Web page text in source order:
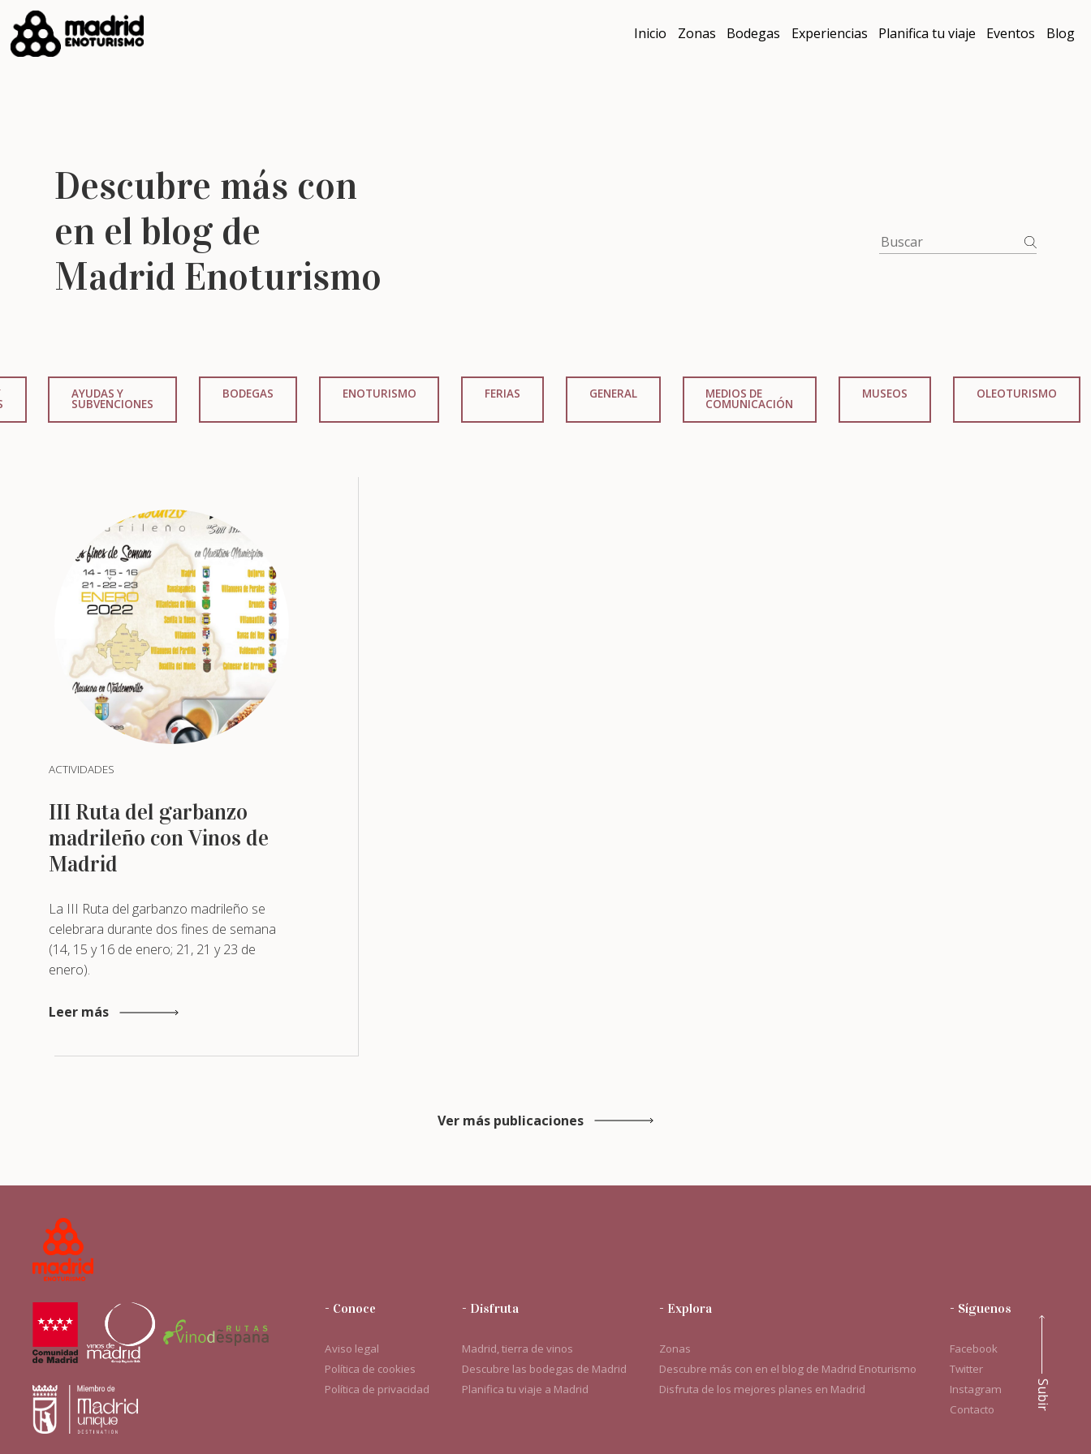
Inicio Zonas Bodegas Experiencias Planifica tu viaje Eventos Blog
Descubre más con
en el blog de
Madrid Enoturismo
AYUDAS Y
SUBVENCIONES
BODEGAS ENOTURISMO FERIAS GENERAL MEDIOS DE
COMUNICACIÓN
MUSEOS OLEOTURISMO
ACTIVIDADES
III Ruta del garbanzo
madrileño con Vinos de
Madrid
La III Ruta del garbanzo madrileño se
celebrara durante dos fines de semana
(14, 15 y 16 de enero; 21, 21 y 23 de
enero).
Leer más
Ver más publicaciones
- Conoce
Aviso legal
Política de cookies
Política de privacidad
- Disfruta
Madrid, tierra de vinos
Descubre las bodegas de Madrid
Planifica tu viaje a Madrid
- Explora
Zonas
Descubre más con en el blog de Madrid Enoturismo
Disfruta de los mejores planes en Madrid
- Síguenos
Facebook
Twitter
Instagram
Contacto
Subir